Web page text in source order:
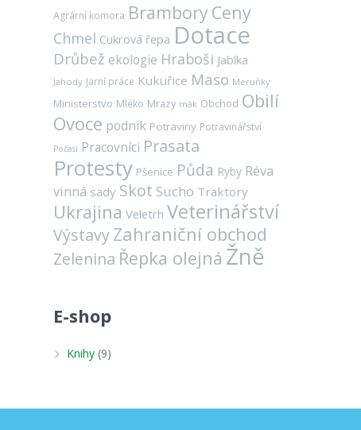
Agrární komora Brambory Ceny
Chmel Cukrová řepa Dotace
Drůbež ekologie Hraboši Jablka
Jahody Jarní práce Kukuřice Maso Meruňky
Ministerstvo Mléko Mrazy mák Obchod Obilí
Ovoce podnik Potraviny Potravinářství
Počasí Pracovníci Prasata
Protesty Pšenice Půda Ryby Réva
vinná sady Skot Sucho Traktory
Ukrajina Veletrh Veterinářství
VýstavyZahraniční obchod
Zelenina Řepka olejná Žně
E-shop
Knihy (9)